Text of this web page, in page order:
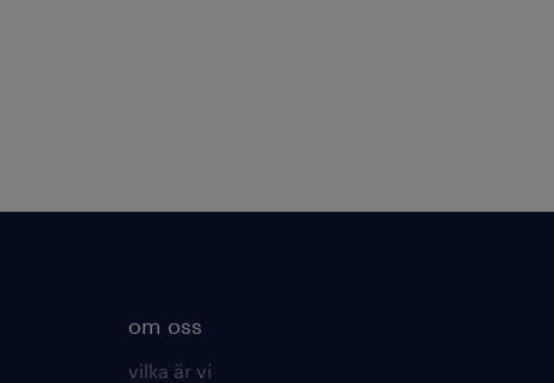
om oss
vilka är vi